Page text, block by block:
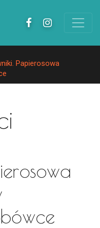
Papierosowa